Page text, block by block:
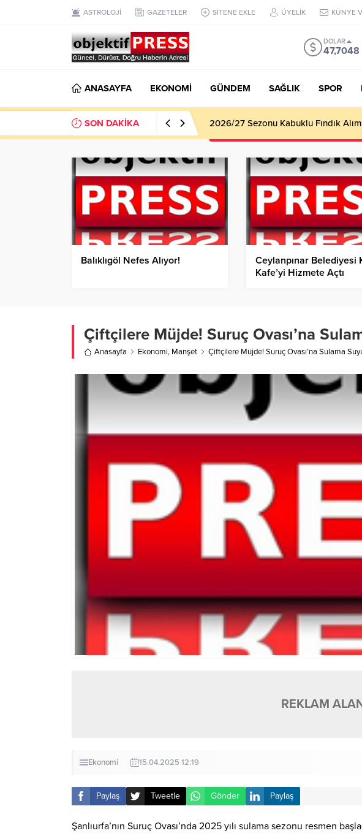
ASTROLOJİ GAZETELER SİTENE EKLE ÜYELİK KÜNYE
DOLAR
47,7048
ANASAYFA EKONOMİ GÜNDEM SAĞLIK SPOR
SON DAKİKA Haliliye Belediyesi Her Gün 4 Bin 898
Balıklıgöl Nefes Alıyor!
Ceylanpınar Belediyesi
Kafe’yi Hizmete Açtı
Çiftçilere Müjde! Suruç Ovası’na
Anasayfa Ekonomi, Manşet Çiftçilere Müjde! Suruç Ovası’na Sulama
REKLAM
Ekonomi 15.04.2025 12:19
Paylaş Tweetle Gönder Paylaş
Şanlıurfa’nın Suruç Ovası’nda 2025 yılı sulama sezonu resmen